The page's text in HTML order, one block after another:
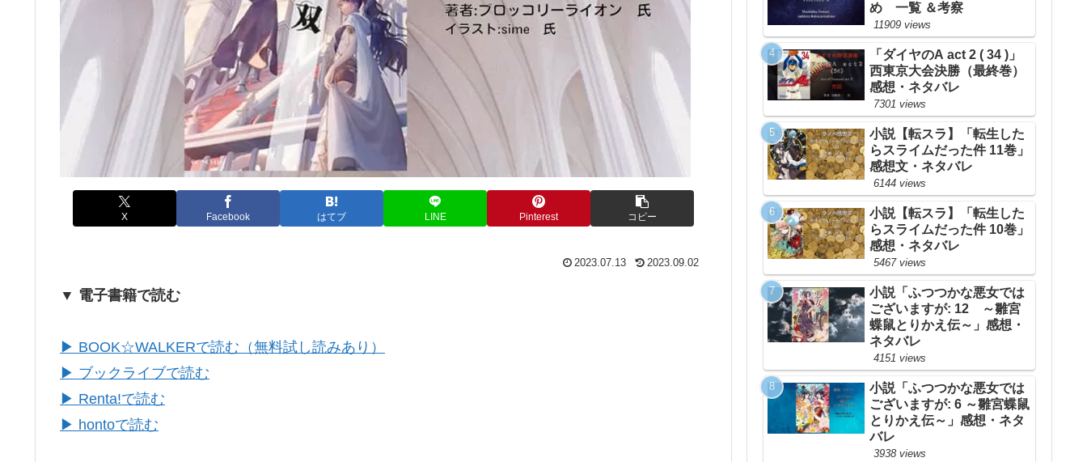
X Facebook はてブ LINE Pinterest コピー
2023.07.13 2023.09.02
▼ 電子書籍で読む
▶ BOOK☆WALKERで読む（無料試し読みあり）
▶ ブックライブで読む
▶ Renta!で読む
▶ hontoで読む
め 一覧 ＆考察
11909 views
「ダイヤのA act 2 ( 34 )」
西東京大会決勝（最終巻）
感想・ネタバレ
7301 views
小説【転スラ】「転生した
らスライムだった件 11巻」
感想文・ネタバレ
6144 views
小説【転スラ】「転生した
らスライムだった件 10巻」
感想・ネタバレ
5467 views
小説「ふつつかな悪女では
ございますが: 12 ～雛宮
蝶鼠とりかえ伝～」感想・
ネタバレ
4151 views
小説「ふつつかな悪女では
ございますが: 6 ～雛宮蝶鼠
とりかえ伝～」感想・ネタ
バレ
3938 views